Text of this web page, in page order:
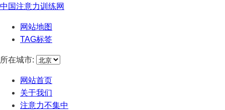
中国注意力训练网
网站地图
TAG标签
所在城市:
网站首页
关于我们
注意力不集中